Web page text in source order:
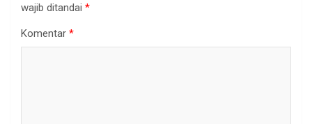
wajib ditandai *
Komentar *